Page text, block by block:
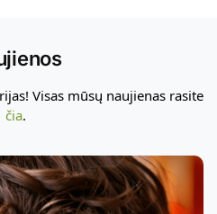
Visas mūsų naujienas rasite
čia.